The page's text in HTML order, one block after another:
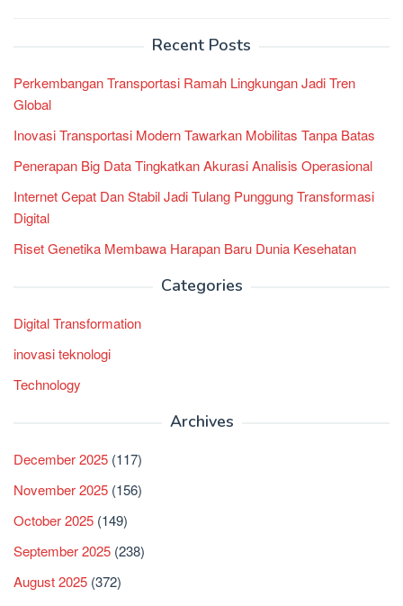
Recent Posts
Perkembangan Transportasi Ramah Lingkungan Jadi Tren
Global
Inovasi Transportasi Modern Tawarkan Mobilitas Tanpa Batas
Penerapan Big Data Tingkatkan Akurasi Analisis Operasional
Internet Cepat Dan Stabil Jadi Tulang Punggung Transformasi
Digital
Riset Genetika Membawa Harapan Baru Dunia Kesehatan
Categories
Digital Transformation
inovasi teknologi
Technology
Archives
December 2025 (117)
November 2025 (156)
October 2025 (149)
September 2025 (238)
August 2025 (372)